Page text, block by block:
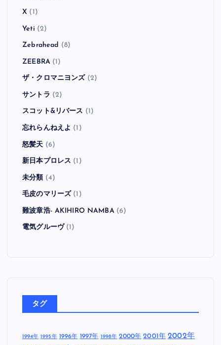
X (1)
Yeti (2)
Zebrahead (8)
ZEEBRA(1)
ザ・クロマニヨンズ (2)
サントラ (2)
スコット&リバース (1)
忘れらんねえよ (1)
怒髪天 (6)
新日本プロレス (1)
未分類 (4)
毛皮のマリーズ (1)
難波章浩- AKIHIRO NAMBA(6)
電気グルーヴ(1)
タグ
1994年 1995年 1996年 1997年 1998年 2000年 2001年 2002年